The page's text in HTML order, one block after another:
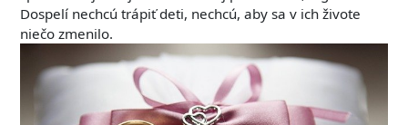
Dospelí nechcú trápiť deti, nechcú, aby sa v ich živote
niečo zmenilo.